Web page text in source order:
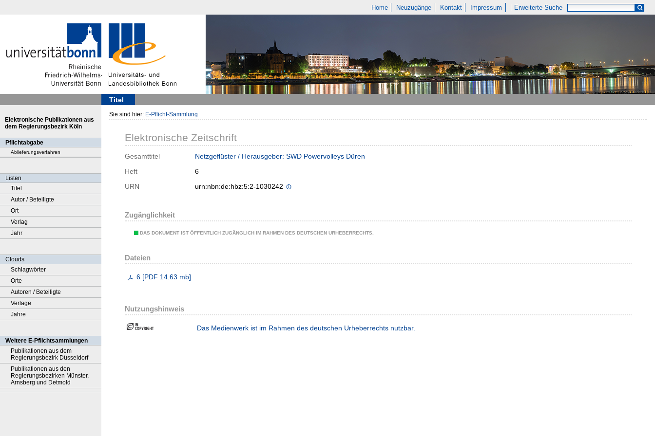
Home Neuzugänge Kontakt Impressum Erweiterte Suche
Titel
Elektronische Publikationen aus
dem Regierungsbezirk Köln
Pflichtabgabe
Ablieferungsverfahren
Listen
Titel
Autor / Beteiligte
Ort
Verlag
Jahr
Clouds
Schlagwörter
Orte
Autoren / Beteiligte
Verlage
Jahre
Weitere E-Pflichtsammlungen
Publikationen aus dem
Regierungsbezirk Düsseldorf
Publikationen aus den
Regierungsbezirken Münster,
Arnsberg und Detmold
Sie sind hier: E-Pflicht-Sammlung
Elektronische Zeitschrift
Gesamttitel
Netzgeflüster / Herausgeber: SWD Powervolleys Düren
Heft
6
URN
urn:nbn:de:hbz:5:2-1030242
Zugänglichkeit
DAS DOKUMENT IST ÖFFENTLICH ZUGÄNGLICH IM RAHMEN DES DEUTSCHEN URHEBERRECHTS.
Dateien
6 [PDF 14.63 mb]
Nutzungshinweis
Das Medienwerk ist im Rahmen des deutschen Urheberrechts nutzbar.